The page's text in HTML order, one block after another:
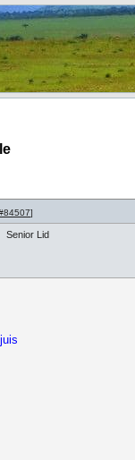
]
Senior Lid